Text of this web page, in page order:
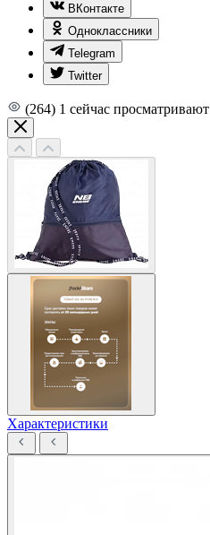
ВКонтакте
Одноклассники
Telegram
Twitter
(264) 1 сейчас просматривают
Характеристики